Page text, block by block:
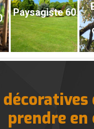
Paysagiste 60
prendre en